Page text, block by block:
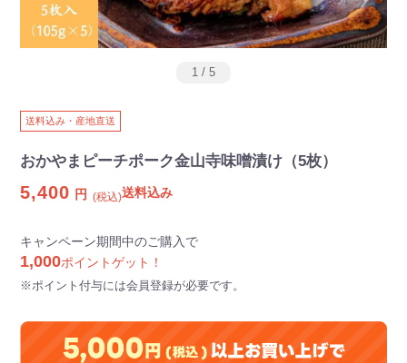
1 / 5
送料込み・産地直送
おかやまピーチポーク金山寺味噌漬け（5枚）
5,400 円 (税込)送料込み
キャンペーン期間中のご購入で
1,000ポイントゲット！
※ポイント付与には会員登録が必要です。